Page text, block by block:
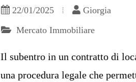
22/01/2025
Giorgia
Mercato Immobiliare
Il subentro in un contratto di
una procedura legale che